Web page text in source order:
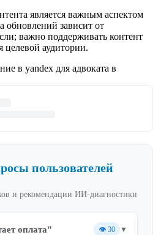
является важным аспектом
обновлений зависит от
важно поддерживать контент
аудитории.
в yandex для адвоката в
пользователей
и рекомендации ИИ-диагностики
оплата" 👁️ 30 ▼